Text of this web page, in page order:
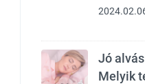
Jó
Melyik